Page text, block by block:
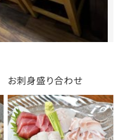
お刺身盛り合わせ